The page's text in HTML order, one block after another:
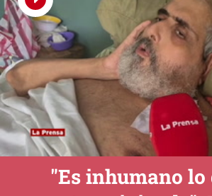
"Es inhumano lo